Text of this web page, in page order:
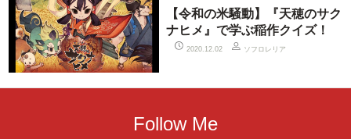
【令和の米騒動】『天穂のサク
ナヒメ』で学ぶ稲作クイズ！
2020.12.02 ソフロレリア
Follow Me